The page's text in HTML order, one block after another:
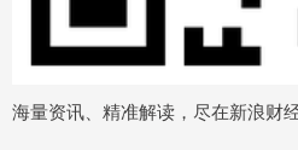
海量资讯、精准解读，尽在新浪财